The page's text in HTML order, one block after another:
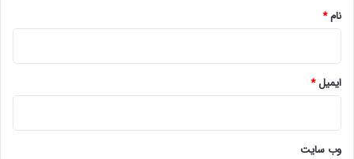
نام*
ایمیل*
وب‌ سایت